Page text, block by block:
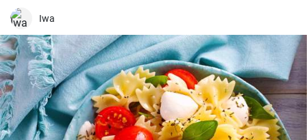
sabores.
Iwa